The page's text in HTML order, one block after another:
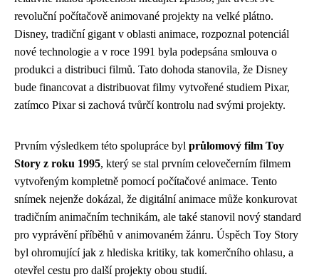
revoluční počítačově animované projekty na velké plátno.
Disney, tradiční gigant v oblasti animace, rozpoznal potenciál
nové technologie a v roce 1991 byla podepsána smlouva o
produkci a distribuci filmů. Tato dohoda stanovila, že Disney
bude financovat a distribuovat filmy vytvořené studiem Pixar,
zatímco Pixar si zachová tvůrčí kontrolu nad svými projekty.
Prvním výsledkem této spolupráce byl průlomový film Toy
Story z roku 1995, který se stal prvním celovečerním filmem
vytvořeným kompletně pomocí počítačové animace. Tento
snímek nejenže dokázal, že digitální animace může konkurovat
tradičním animačním technikám, ale také stanovil nový standard
pro vyprávění příběhů v animovaném žánru. Úspěch Toy Story
byl ohromující jak z hlediska kritiky, tak komerčního ohlasu, a
otevřel cestu pro další projekty obou studií.